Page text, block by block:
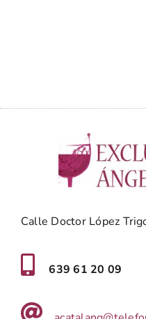
Calle Doctor López
639 61 20 09